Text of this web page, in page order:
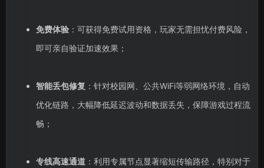
免费体验：可获得免费试用资格，玩家无需担忧付费风险，
即可亲自验证加速效果；
智能丢包修复 ：针对校园网、公共WiFi等弱网络环境，自动
优化链路，大幅降低延迟波动和数据丢失，保障游戏过程流
畅；
专线高速通道：利用专属节点显著缩短传输路径，特别对于